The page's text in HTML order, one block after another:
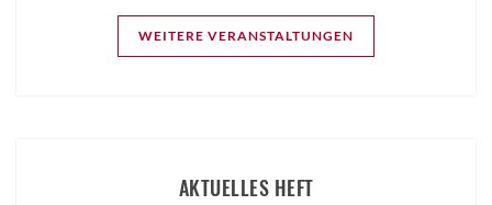
WEITERE VERANSTALTUNGEN
AKTUELLES HEFT